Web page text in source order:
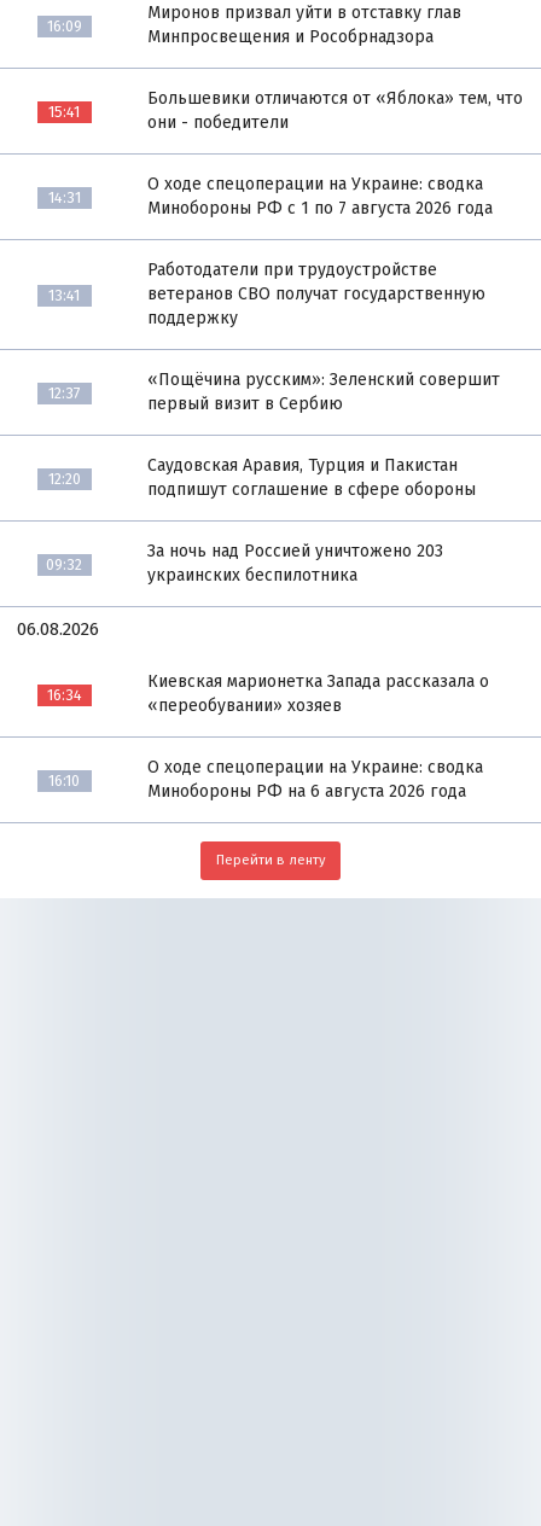
16:09
Миронов призвал уйти в отставку глав
Минпросвещения и Рособрнадзора
15:41
Большевики отличаются от «Яблока» тем, что
они - победители
14:31
О ходе спецоперации на Украине: сводка
Минобороны РФ с 1 по 7 августа 2026 года
13:41
Работодатели при трудоустройстве
ветеранов СВО получат государственную
поддержку
12:37
«Пощёчина русским»: Зеленский совершит
первый визит в Сербию
12:20
Саудовская Аравия, Турция и Пакистан
подпишут соглашение в сфере обороны
09:32
За ночь над Россией уничтожено 203
украинских беспилотника
06.08.2026
16:34
Киевская марионетка Запада рассказала о
«переобувании» хозяев
16:10
О ходе спецоперации на Украине: сводка
Минобороны РФ на 6 августа 2026 года
Перейти в ленту